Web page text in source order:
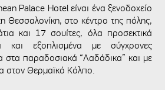
Palace Hotel είναι ένα ξενοδοχείο
Θεσσαλονίκη, στο κέντρο της πόλης,
και 17 σουίτες, όλα προσεκτικά
και εξοπλισμένα με σύγχρονες
στα παραδοσιακά “Λαδάδικα” και με
στον Θερμαϊκό Κόλπο.